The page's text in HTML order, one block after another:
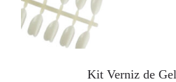
Kit Verniz de